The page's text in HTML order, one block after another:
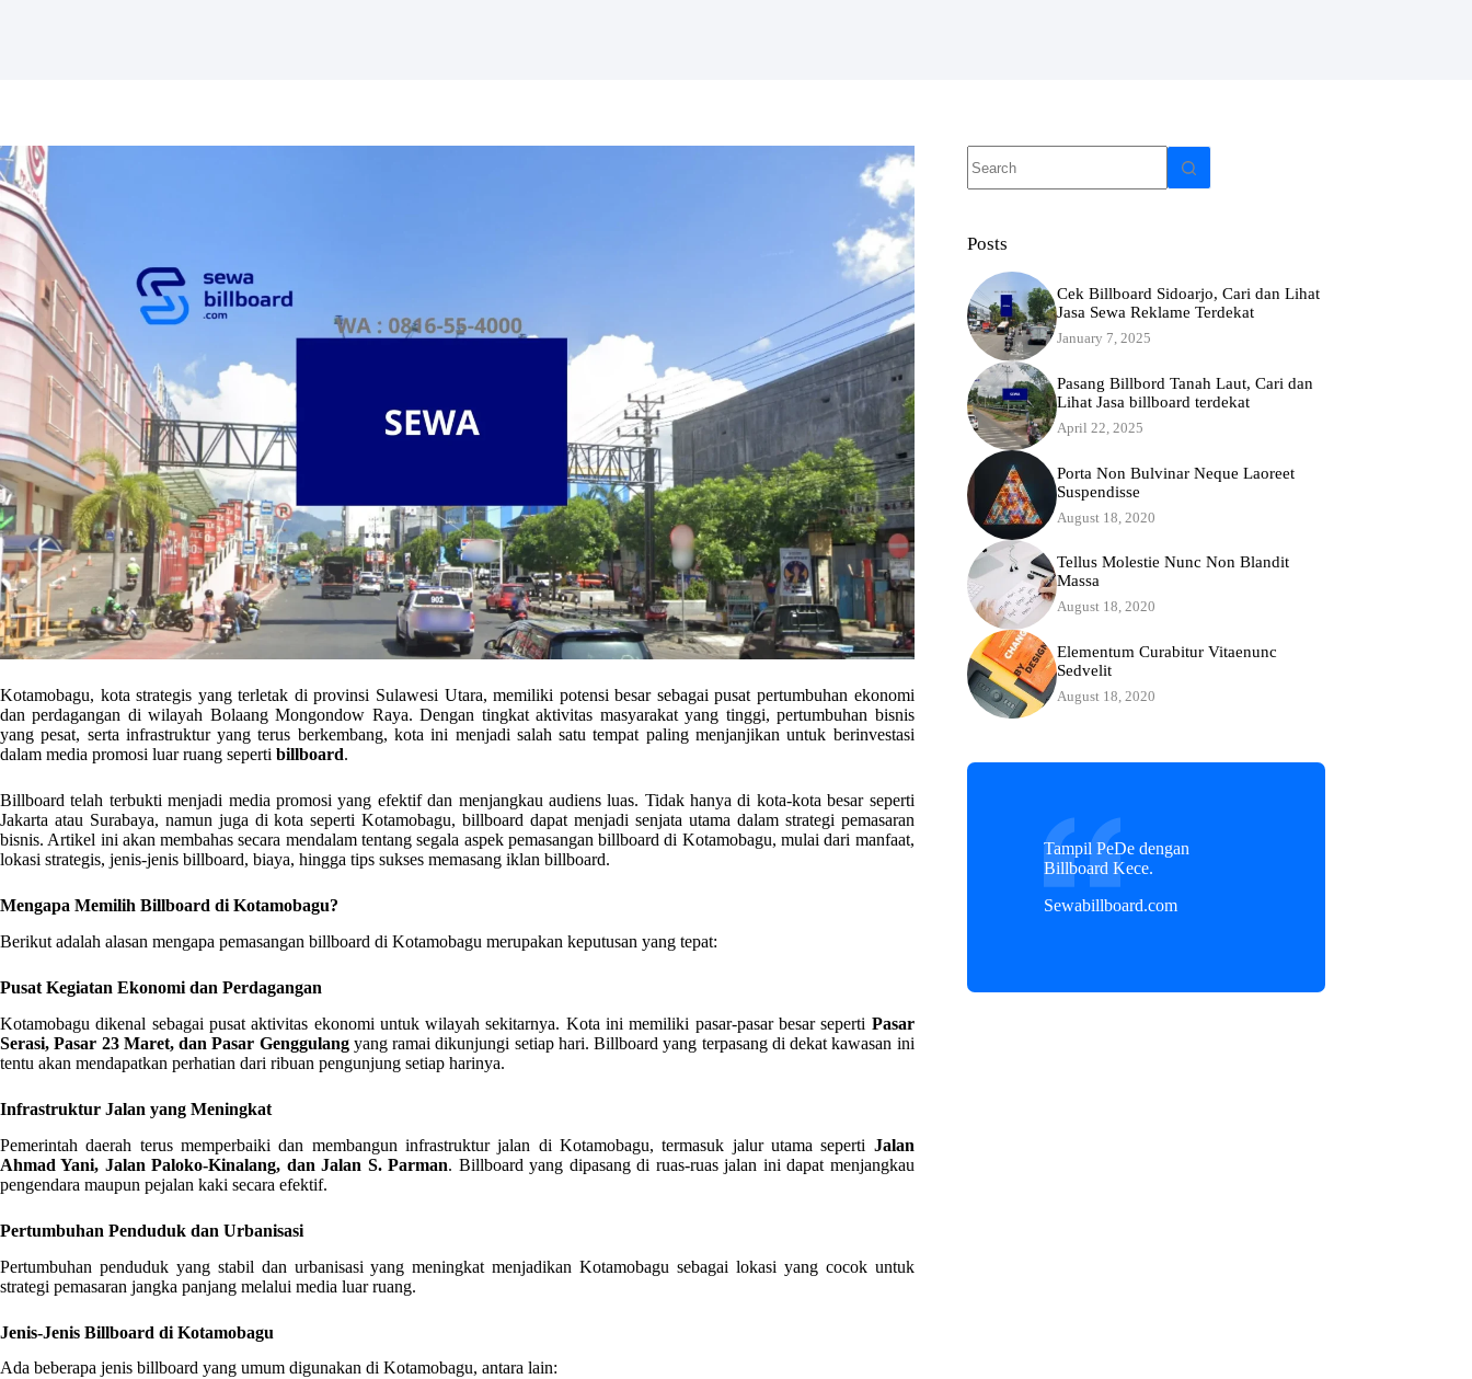
Kotamobagu, kota strategis yang terletak di provinsi Sulawesi Utara, memiliki potensi besar sebagai pusat pertumbuhan ekonomi
dan perdagangan di wilayah Bolaang Mongondow Raya. Dengan tingkat aktivitas masyarakat yang tinggi, pertumbuhan bisnis
yang pesat, serta infrastruktur yang terus berkembang, kota ini menjadi salah satu tempat paling menjanjikan untuk berinvestasi
dalam media promosi luar ruang seperti billboard.
Billboard telah terbukti menjadi media promosi yang efektif dan menjangkau audiens luas. Tidak hanya di kota-kota besar seperti
Jakarta atau Surabaya, namun juga di kota seperti Kotamobagu, billboard dapat menjadi senjata utama dalam strategi pemasaran
bisnis. Artikel ini akan membahas secara mendalam tentang segala aspek pemasangan billboard di Kotamobagu, mulai dari manfaat,
lokasi strategis, jenis-jenis billboard, biaya, hingga tips sukses memasang iklan billboard.
Mengapa Memilih Billboard di Kotamobagu?
Berikut adalah alasan mengapa pemasangan billboard di Kotamobagu merupakan keputusan yang tepat:
Pusat Kegiatan Ekonomi dan Perdagangan
Kotamobagu dikenal sebagai pusat aktivitas ekonomi untuk wilayah sekitarnya. Kota ini memiliki pasar-pasar besar seperti Pasar
Serasi, Pasar 23 Maret, dan Pasar Genggulangyang ramai dikunjungi setiap hari. Billboard yang terpasang di dekat kawasan ini
tentu akan mendapatkan perhatian dari ribuan pengunjung setiap harinya.
Infrastruktur Jalan yang Meningkat
Pemerintah daerah terus memperbaiki dan membangun infrastruktur jalan di Kotamobagu, termasuk jalur utama seperti Jalan
Ahmad Yani, Jalan Paloko-Kinalang, dan Jalan S. Parman. Billboard yang dipasang di ruas-ruas jalan ini dapat menjangkau
pengendara maupun pejalan kaki secara efektif.
Pertumbuhan Penduduk dan Urbanisasi
Pertumbuhan penduduk yang stabil dan urbanisasi yang meningkat menjadikan Kotamobagu sebagai lokasi yang cocok untuk
strategi pemasaran jangka panjang melalui media luar ruang.
Jenis-Jenis Billboard di Kotamobagu
Ada beberapa jenis billboard yang umum digunakan di Kotamobagu, antara lain:
results
Posts
Cek Billboard Sidoarjo, Cari dan Lihat
Jasa Sewa Reklame Terdekat
January 7, 2025
Pasang Billbord Tanah Laut, Cari dan
Lihat Jasa billboard terdekat
April 22, 2025
Porta Non Bulvinar Neque Laoreet
Suspendisse
August 18, 2020
Tellus Molestie Nunc Non Blandit
Massa
August 18, 2020
Elementum Curabitur Vitaenunc
Sedvelit
August 18, 2020
Tampil PeDe dengan
Billboard Kece.
Sewabillboard.com